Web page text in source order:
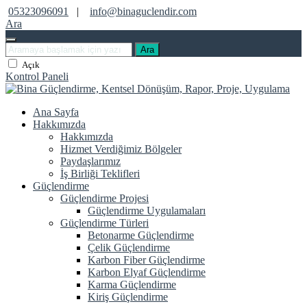
05323096091 |
info@binaguclendir.com
Ara
Ara
Açık
Kontrol Paneli
Ana Sayfa
Hakkımızda
Hakkımızda
Hizmet Verdiğimiz Bölgeler
Paydaşlarımız
İş Birliği Teklifleri
Güçlendirme
Güçlendirme Projesi
Güçlendirme Uygulamaları
Güçlendirme Türleri
Betonarme Güçlendirme
Çelik Güçlendirme
Karbon Fiber Güçlendirme
Karbon Elyaf Güçlendirme
Karma Güçlendirme
Kiriş Güçlendirme